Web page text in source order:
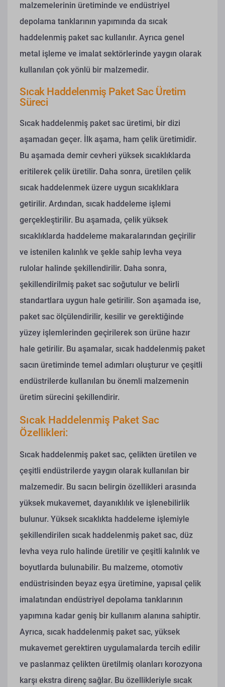
malzemelerinin üretiminde ve endüstriyel
depolama tanklarının yapımında da sıcak
haddelenmiş paket sac kullanılır. Ayrıca genel
metal işleme ve imalat sektörlerinde yaygın olarak
kullanılan çok yönlü bir malzemedir.
Sıcak Haddelenmiş Paket Sac Üretim
Süreci
Sıcak haddelenmiş paket sac üretimi, bir dizi
aşamadan geçer. İlk aşama, ham çelik üretimidir.
Bu aşamada demir cevheri yüksek sıcaklıklarda
eritilerek çelik üretilir. Daha sonra, üretilen çelik
sıcak haddelenmek üzere uygun sıcaklıklara
getirilir. Ardından, sıcak haddeleme işlemi
gerçekleştirilir. Bu aşamada, çelik yüksek
sıcaklıklarda haddeleme makaralarından geçirilir
ve istenilen kalınlık ve şekle sahip levha veya
rulolar halinde şekillendirilir. Daha sonra,
şekillendirilmiş paket sac soğutulur ve belirli
standartlara uygun hale getirilir. Son aşamada ise,
paket sac ölçülendirilir, kesilir ve gerektiğinde
yüzey işlemlerinden geçirilerek son ürüne hazır
hale getirilir. Bu aşamalar, sıcak haddelenmiş paket
sacın üretiminde temel adımları oluşturur ve çeşitli
endüstrilerde kullanılan bu önemli malzemenin
üretim sürecini şekillendirir.
Sıcak Haddelenmiş Paket Sac
Özellikleri:
Sıcak haddelenmiş paket sac, çelikten üretilen ve
çeşitli endüstrilerde yaygın olarak kullanılan bir
malzemedir. Bu sacın belirgin özellikleri arasında
yüksek mukavemet, dayanıklılık ve işlenebilirlik
bulunur. Yüksek sıcaklıkta haddeleme işlemiyle
şekillendirilen sıcak haddelenmiş paket sac, düz
levha veya rulo halinde üretilir ve çeşitli kalınlık ve
boyutlarda bulunabilir. Bu malzeme, otomotiv
endüstrisinden beyaz eşya üretimine, yapısal çelik
imalatından endüstriyel depolama tanklarının
yapımına kadar geniş bir kullanım alanına sahiptir.
Ayrıca, sıcak haddelenmiş paket sac, yüksek
mukavemet gerektiren uygulamalarda tercih edilir
ve paslanmaz çelikten üretilmiş olanları korozyona
karşı ekstra direnç sağlar. Bu özellikleriyle sıcak